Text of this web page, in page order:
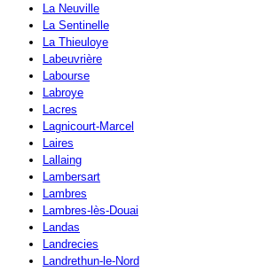
La Neuville
La Sentinelle
La Thieuloye
Labeuvrière
Labourse
Labroye
Lacres
Lagnicourt-Marcel
Laires
Lallaing
Lambersart
Lambres
Lambres-lès-Douai
Landas
Landrecies
Landrethun-le-Nord